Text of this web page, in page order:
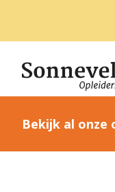
Bekijk al onze